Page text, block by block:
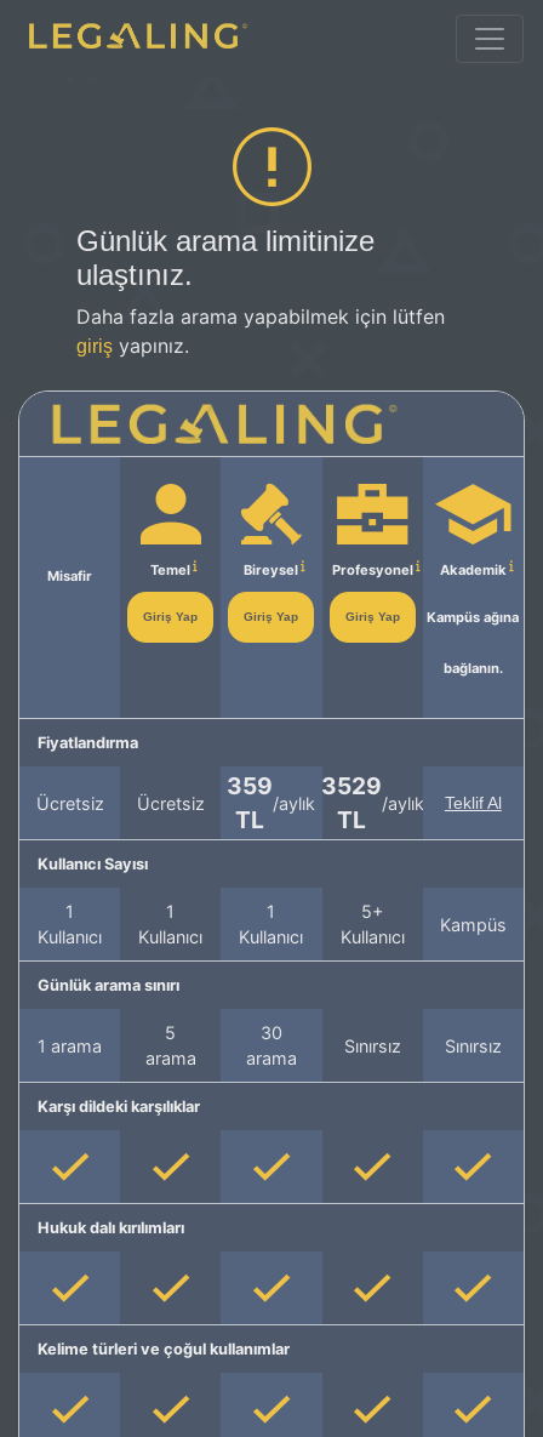
Günlük arama limitinize
ulaştınız.
Daha fazla arama yapabilmek için lütfen
giriş yapınız.
Misafir Temel
Giriş Yap
Bireysel
Giriş Yap
Profesyonel
Giriş Yap
Akademik
Kampüs ağına
bağlanın.
Fiyatlandırma
Ücretsiz Ücretsiz
359
TL
/aylık
3529
TL
/aylık Teklif Al
Kullanıcı Sayısı
1
Kullanıcı
1
Kullanıcı
1
Kullanıcı
5+
Kullanıcı
Kampüs
Günlük arama sınırı
1 arama
5
arama
30
arama
Sınırsız Sınırsız
Karşı dildeki karşılıklar
Hukuk dalı kırılımları
Kelime türleri ve çoğul kullanımlar